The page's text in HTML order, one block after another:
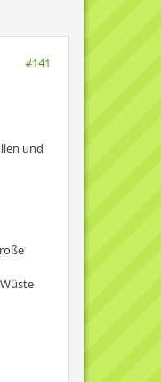
#141
und